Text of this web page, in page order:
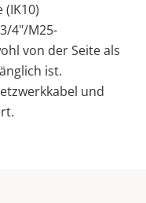
4"/M25-
von der Seite als
ist.
und